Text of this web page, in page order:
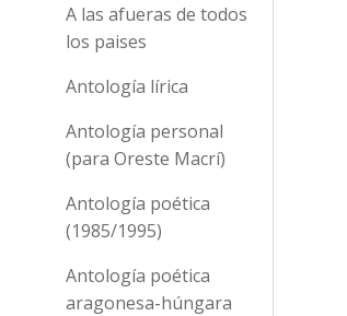
A las afueras de todos
los paises
Antología lírica
Antología personal
(para Oreste Macrí)
Antología poética
(1985/1995)
Antología poética
aragonesa-húngara